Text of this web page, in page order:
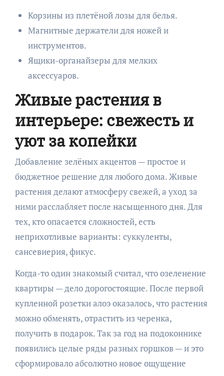
Корзины из плетёной лозы для белья.
Магнитные держатели для ножей и
инструментов.
Ящики-органайзеры для мелких
аксессуаров.
Живые растения в
интерьере: свежесть и
уют за копейки
Добавление зелёных акцентов — простое и
бюджетное решение для любого дома. Живые
растения делают атмосферу свежей, а уход за
ними расслабляет после насыщенного дня. Для
тех, кто опасается сложностей, есть
неприхотливые варианты: суккуленты,
сансевиерия, фикус.
Когда-то один знакомый считал, что озеленение
квартиры — дело дорогостоящие. После первой
купленной розетки алоэ оказалось, что растения
можно обменять, отрастить из черенка,
получить в подарок. Так за год на подоконнике
появились целые ряды разных горшков — и это
сформировало абсолютно новое ощущение